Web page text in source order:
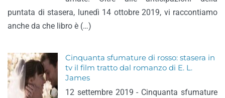
puntata di stasera, lunedì 14 ottobre 2019, vi raccontiamo
anche da che libro è (…)
Cinquanta sfumature di rosso: stasera in
tv il film tratto dal romanzo di E. L.
James
12 settembre 2019 - Cinquanta sfumature